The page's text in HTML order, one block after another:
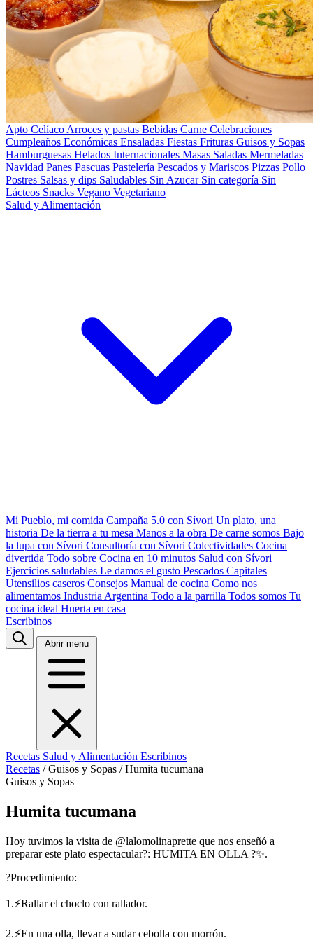
Apto Celíaco Arroces y pastas Bebidas Carne Celebraciones
Cumpleaños Económicas Ensaladas Fiestas Frituras Guisos y Sopas
Hamburguesas Helados Internacionales Masas Saladas Mermeladas
Navidad Panes Pascuas Pastelería Pescados y Mariscos Pizzas Pollo
Postres Salsas y dips Saludables Sin Azucar Sin categoría Sin
Lácteos Snacks Vegano Vegetariano
Salud y Alimentación
Mi Pueblo, mi comida Campaña 5.0 con Sívori Un plato, una
historia De la tierra a tu mesa Manos a la obra De carne somos Bajo
la lupa con Sívori Consultoría con Sívori Colectividades Cocina
divertida Todo sobre Cocina en 10 minutos Salud con Sívori
Ejercicios saludables Le damos el gusto Pescados Capitales
Utensilios caseros Consejos Manual de cocina Como nos
alimentamos Industria Argentina Todo a la parrilla Todos somos Tu
cocina ideal Huerta en casa
Escribinos
Abrir menu
Recetas Salud y Alimentación Escribinos
Recetas / Guisos y Sopas / Humita tucumana
Guisos y Sopas
Humita tucumana
Hoy tuvimos la visita de @lalomolinaprette que nos enseñó a
preparar este plato espectacular?: HUMITA EN OLLA ?✨.
?Procedimiento:
1.⚡Rallar el choclo con rallador.
2.⚡En una olla, llevar a sudar cebolla con morrón.